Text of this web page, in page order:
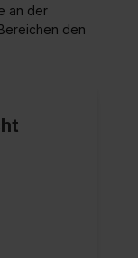
auf „Details
an der
den